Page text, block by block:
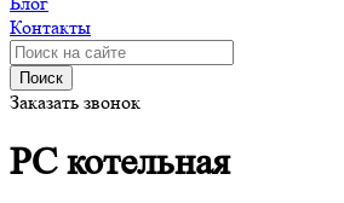
Контакты
Поиск
Заказать звонок
РС котельная